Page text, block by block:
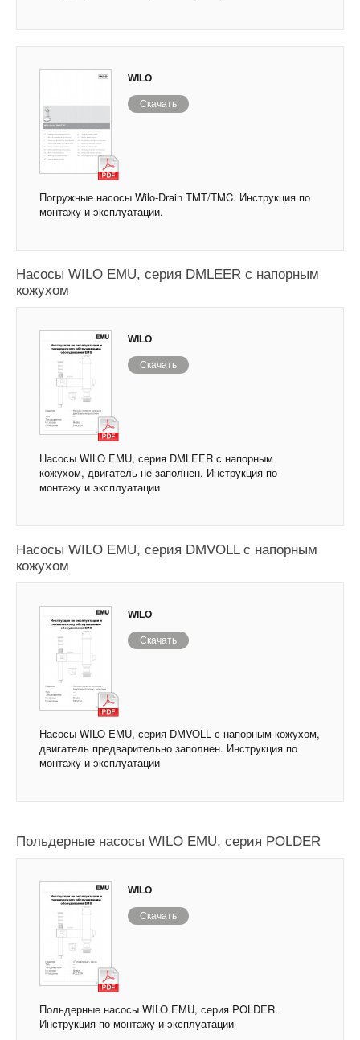
WILO
Скачать
Погружные насосы Wilo-Drain TMT/TMC. Инструкция по
монтажу и эксплуатации.
Насосы WILO EMU, серия DMLEER с напорным
кожухом
WILO
Скачать
Насосы WILO EMU, серия DMLEER с напорным
кожухом, двигатель не заполнен. Инструкция по
монтажу и эксплуатации
Насосы WILO EMU, серия DMVOLL с напорным
кожухом
WILO
Скачать
Насосы WILO EMU, серия DMVOLL с напорным кожухом,
двигатель предварительно заполнен. Инструкция по
монтажу и эксплуатации
Польдерные насосы WILO EMU, серия POLDER
WILO
Скачать
Польдерные насосы WILO EMU, серия POLDER.
Инструкция по монтажу и эксплуатации